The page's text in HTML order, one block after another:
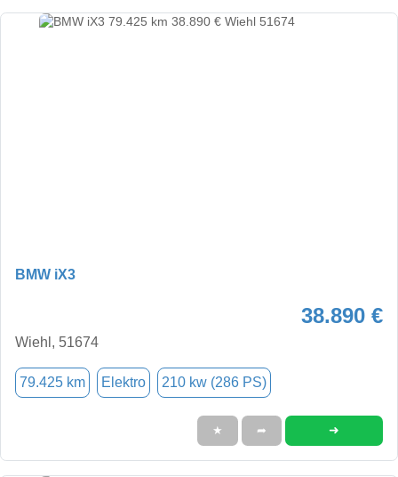
BMW iX3
38.890 €
Wiehl, 51674
79.425 km Elektro 210 kw (286 PS)
★ ➦ ➜